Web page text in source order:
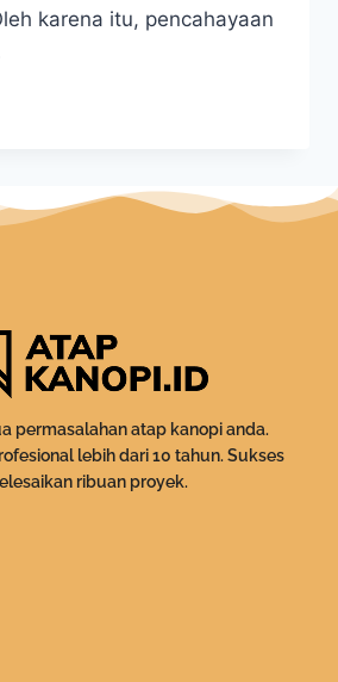
karena itu, pencahayaan
permasalahan atap kanopi anda.
lebih dari 10 tahun. Sukses
ribuan proyek.